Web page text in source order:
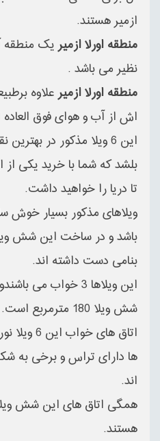
ازمیر هستند.
منطقه اورلا ازمیریک منطقه
نظیر می باشد .
منطقه اورلا ازمیرعلاوه
اش از آب و هوای فوق العاده
این 6 ویلا مذکور در بهترین نقطه
بلشد که شما با خرید یکی
تا دریا را خواهید داشت.
ویلاهای مذکور بسیار
باشد و در ساخت این شش
بنامی دست داشته اند.
این ویلاها 3 خواب
شش ویلا 180 مترمربع است.
اتاق های
ها دارای تراس و برخی به
اند.
همگی اتاق های این شش
هستند.